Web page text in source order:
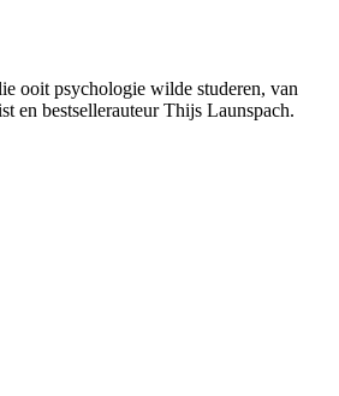
ooit psychologie wilde studeren, van
en bestsellerauteur Thijs Launspach.